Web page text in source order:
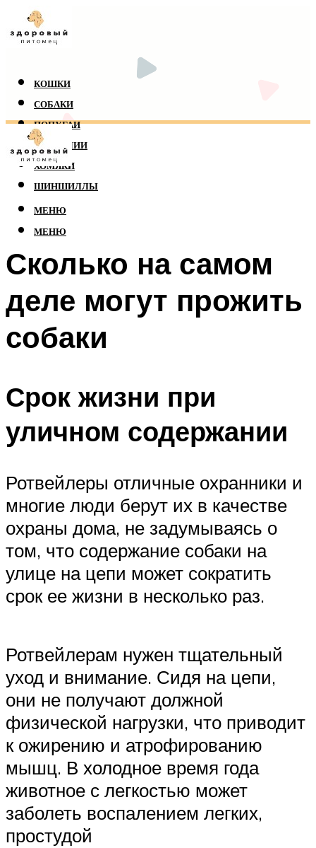
КОШКИ
СОБАКИ
ПОПУГАИ
РЕПТИЛИИ
ХОМЯКИ
ШИНШИЛЛЫ
МЕНЮ
МЕНЮ
Сколько на самом
деле могут прожить
собаки
Срок жизни при
уличном содержании
Ротвейлеры отличные охранники и
многие люди берут их в качестве
охраны дома, не задумываясь о
том, что содержание собаки на
улице на цепи может сократить
срок ее жизни в несколько раз.
Ротвейлерам нужен тщательный
уход и внимание. Сидя на цепи,
они не получают должной
физической нагрузки, что приводит
к ожирению и атрофированию
мышц. В холодное время года
животное с легкостью может
заболеть воспалением легких,
простудой